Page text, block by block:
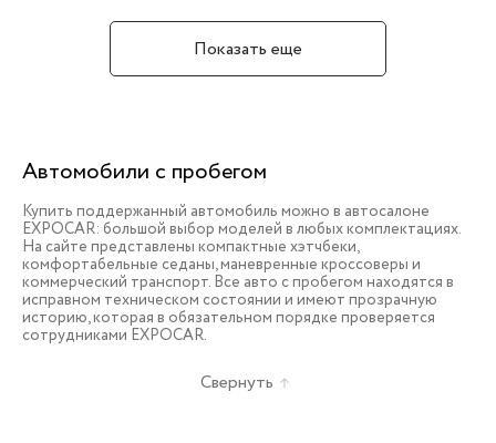
Показать еще
Автомобили с пробегом
Купить поддержанный автомобиль можно в автосалоне
EXPOCAR: большой выбор моделей в любых комплектациях.
На сайте представлены компактные хэтчбеки,
комфортабельные седаны, маневренные кроссоверы и
коммерческий транспорт. Все авто с пробегом находятся в
исправном техническом состоянии и имеют прозрачную
историю, которая в обязательном порядке проверяется
сотрудниками EXPOCAR.
Свернуть